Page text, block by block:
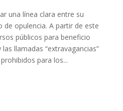
una línea clara entre su
de opulencia. A partir de este
públicos para beneficio
llamadas “extravagancias”
para los...